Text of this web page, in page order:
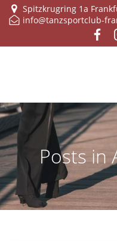
Spitzkrugring 1a
info@tanzsportclub-
Posts in